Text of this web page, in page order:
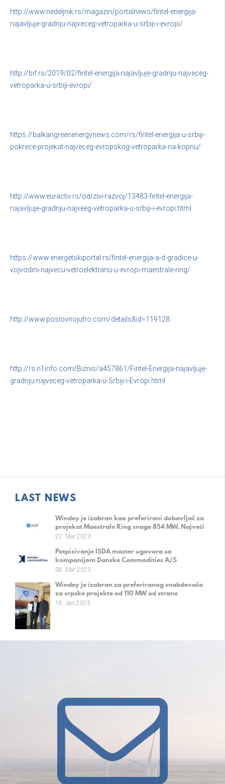
http://www.nedeljnik.rs/magazin/portalnews/fintel-energija-
najavljuje-gradnju-najveceg-vetroparka-u-srbiji-i-evropi/
http://bif.rs/2019/02/fintel-energija-najavljuje-gradnju-najveceg-
vetroparka-u-srbiji-evropi/
https://balkangreenenergynews.com/rs/fintel-energija-u-srbiji-
pokrece-projekat-najveceg-evropskog-vetroparka-na-kopnu/
http://www.euractiv.rs/odrzivi-razvoj/13483-fintel-energija-
najavljuje-gradnju-najveeg-vetroparka-u-srbiji-i-evropi.html
https://www.energetskiportal.rs/fintel-energija-a-d-gradice-u-
vojvodini-najvecu-vetroelektranu-u-evropi-maestrale-ring/
http://www.poslovnojutro.com/details&id=119128
http://rs.n1info.com/Biznis/a457861/Fintel-Energija-najavljuje-
gradnju-najveceg-vetroparka-u-Srbiji-i-Evropi.html
LAST NEWS
Windey je izabran kao preferirani dobavljač za
projekat Maestrale Ring snage 854 MW. Najveći
evropski vetropark na kopnu.
22. Mar 2023.
Potpisivanje ISDA master ugovora sa
kompanijom Danske Commodities A/S
08. Mar 2023.
Windey je izabran za preferiranog snabdevača
za srpske projekte od 110 MW od strane
kompanije Fintel Energija a.d.
18. Jan 2023.